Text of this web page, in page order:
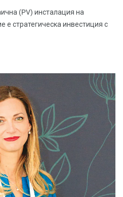
(PV) инсталация на
е стратегическа инвестиция с